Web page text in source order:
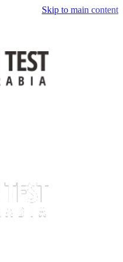
Skip to main content